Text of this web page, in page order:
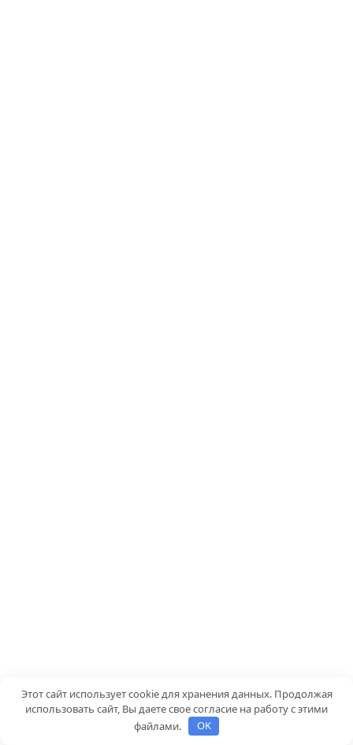
Этот сайт использует cookie для хранения данных. Продолжая
использовать сайт, Вы даете свое согласие на работу с этими
файлами.
OK